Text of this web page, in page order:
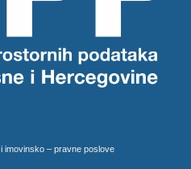
imovinsko – pravne poslove